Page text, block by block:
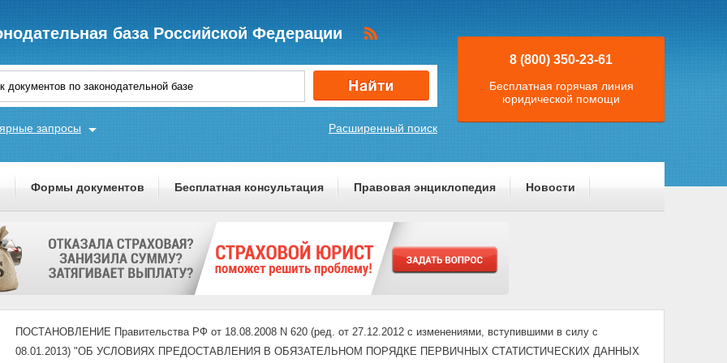
база Российской Федерации
Расширенный поиск
запросы
8 (800) 350-23-61
Бесплатная горячая линия
юридической помощи
Формы документов Бесплатная консультация Правовая энциклопедия Новости
ПОСТАНОВЛЕНИЕ Правительства РФ от 18.08.2008 N 620 (ред. от 27.12.2012 с изменениями, вступившими в силу с
08.01.2013) "ОБ УСЛОВИЯХ ПРЕДОСТАВЛЕНИЯ В ОБЯЗАТЕЛЬНОМ ПОРЯДКЕ ПЕРВИЧНЫХ СТАТИСТИЧЕСКИХ ДАННЫХ